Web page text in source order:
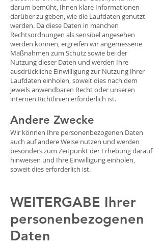
darum bemüht, Ihnen klare Informationen
darüber zu geben, wie die Laufdaten genutzt
werden. Da diese Daten in manchen
Rechtsordnungen als sensibel angesehen
werden können, ergreifen wir angemessene
Maßnahmen zum Schutz sowie bei der
Nutzung dieser Daten und werden Ihre
ausdrückliche Einwilligung zur Nutzung Ihrer
Laufdaten einholen, soweit dies nach dem
jeweils anwendbaren Recht oder unseren
internen Richtlinien erforderlich ist.
Andere Zwecke
Wir können Ihre personenbezogenen Daten
auch auf andere Weise nutzen und werden
besonders zum Zeitpunkt der Erhebung darauf
hinweisen und Ihre Einwilligung einholen,
soweit dies erforderlich ist.
WEITERGABE Ihrer
personenbezogenen
Daten